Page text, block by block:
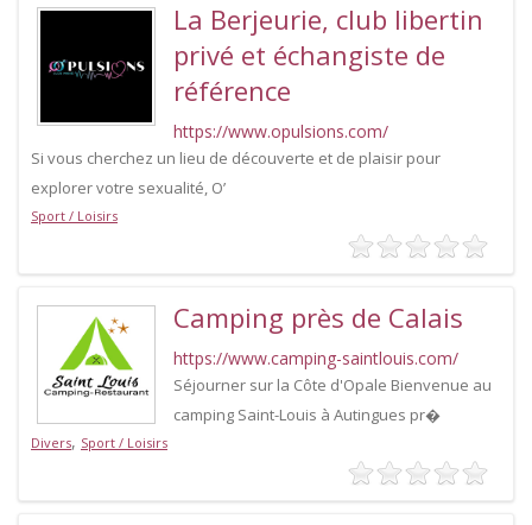
La Berjeurie, club libertin
privé et échangiste de
référence
https://www.opulsions.com/
Si vous cherchez un lieu de découverte et de plaisir pour
explorer votre sexualité, O’
Sport / Loisirs
Camping près de Calais
https://www.camping-saintlouis.com/
Séjourner sur la Côte d'Opale Bienvenue au
camping Saint-Louis à Autingues pr�
Divers, Sport / Loisirs